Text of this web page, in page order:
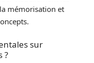
mémorisation et
sur
?